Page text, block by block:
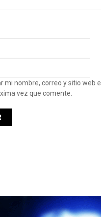
mi nombre, correo y sitio web
vez que comente.